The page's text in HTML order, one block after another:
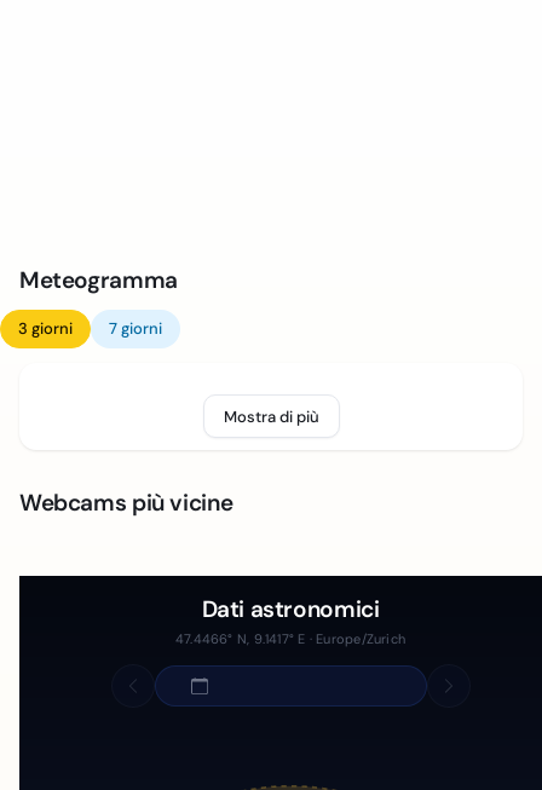
Meteogramma
3 giorni 7 giorni
Mostra di più
Webcams più vicine
Dati astronomici
47.4466° N, 9.1417° E · Europe/Zurich